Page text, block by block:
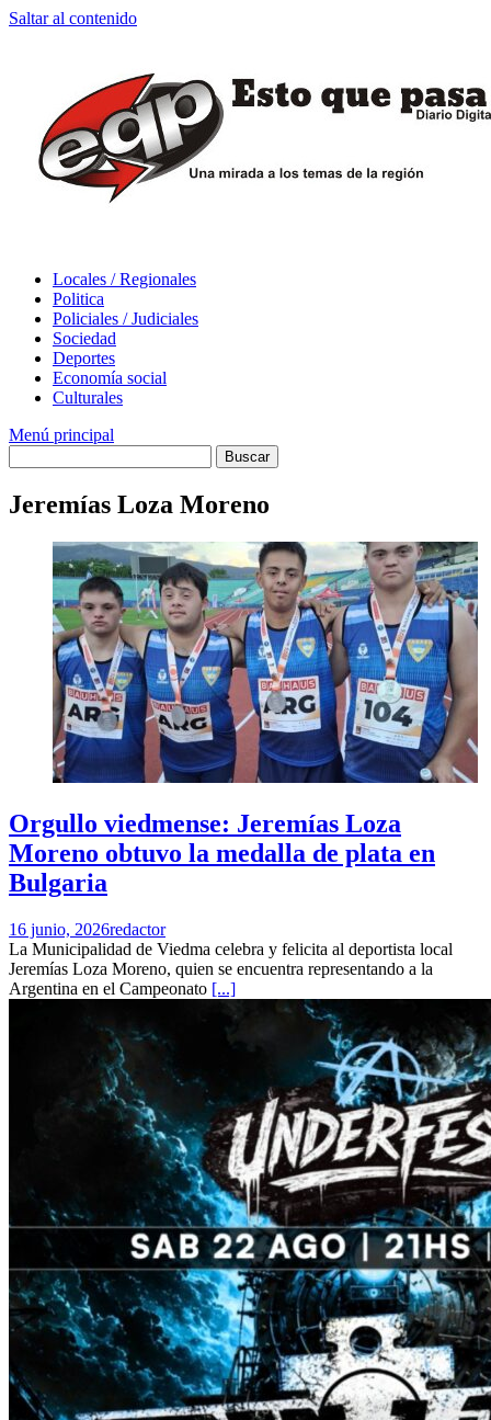
Saltar al contenido
Locales / Regionales
Politica
Policiales / Judiciales
Sociedad
Deportes
Economía social
Culturales
Menú principal
Jeremías Loza Moreno
Orgullo viedmense: Jeremías Loza
Moreno obtuvo la medalla de plata en
Bulgaria
16 junio, 2026redactor
La Municipalidad de Viedma celebra y felicita al deportista local
Jeremías Loza Moreno, quien se encuentra representando a la
Argentina en el Campeonato [...]